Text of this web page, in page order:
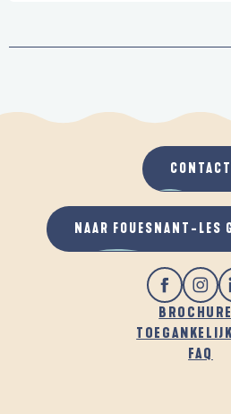
FAQ
CONTACT
NAAR FOUESNANT-LES